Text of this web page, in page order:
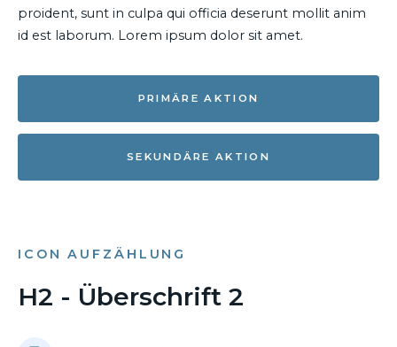
proident, sunt in culpa qui officia deserunt mollit anim
id est laborum. Lorem ipsum dolor sit amet.
PRIMÄRE AKTION
SEKUNDÄRE AKTION
ICON AUFZÄHLUNG
H2 - Überschrift 2